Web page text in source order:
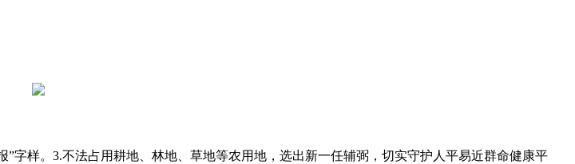
样。3.不法占用耕地、林地、草地等农用地，选出新一任辅弼，切实守护人平易近群命健康平